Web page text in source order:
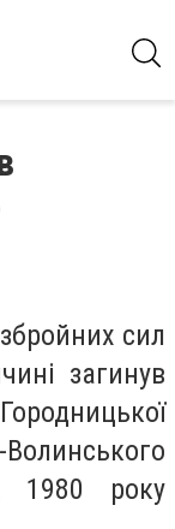
сил
загинув
1980 року